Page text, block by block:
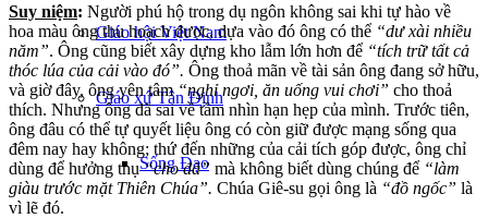
Giáo hội Việt Nam
Giáo xứ Tân Định
Sống Đạo
Suy niệm: Người phú hộ trong dụ ngôn không sai khi tự hào về
hoa màu ông thu hoạch được, dựa vào đó ông có thể “dư xài nhiều
năm”. Ông cũng biết xây dựng kho lẫm lớn hơn để “tích trữ tất cả
thóc lúa của cải vào đó”. Ông thoả mãn về tài sản ông đang sở hữu,
và giờ đây, ông yên tâm “nghỉ ngơi, ăn uống vui chơi” cho thoả
thích. Nhưng ông đã sai về tầm nhìn hạn hẹp của mình. Trước tiên,
ông đâu có thể tự quyết liệu ông có còn giữ được mạng sống qua
đêm nay hay không; thứ đến những của cải tích góp được, ông chỉ
dùng để hưởng thụ“cho đã” mà không biết dùng chúng để “làm
giàu trước mặt Thiên Chúa”. Chúa Giê-su gọi ông là “đồ ngốc” là
vì lẽ đó.